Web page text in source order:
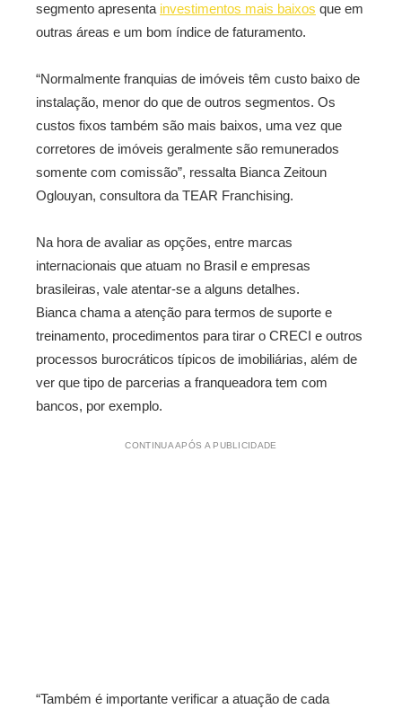
segmento apresenta investimentos mais baixos que em
outras áreas e um bom índice de faturamento.
“Normalmente franquias de imóveis têm custo baixo de
instalação, menor do que de outros segmentos. Os
custos fixos também são mais baixos, uma vez que
corretores de imóveis geralmente são remunerados
somente com comissão”, ressalta Bianca Zeitoun
Oglouyan, consultora da TEAR Franchising.
Na hora de avaliar as opções, entre marcas
internacionais que atuam no Brasil e empresas
brasileiras, vale atentar-se a alguns detalhes.
Bianca chama a atenção para termos de suporte e
treinamento, procedimentos para tirar o CRECI e outros
processos burocráticos típicos de imobiliárias, além de
ver que tipo de parcerias a franqueadora tem com
bancos, por exemplo.
CONTINUA APÓS A PUBLICIDADE
“Também é importante verificar a atuação de cada